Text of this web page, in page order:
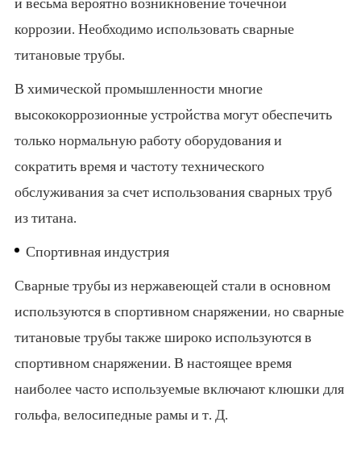
коррозии. Необходимо использовать сварные
титановые трубы.
В химической промышленности многие
высококоррозионные устройства могут обеспечить
только нормальную работу оборудования и
сократить время и частоту технического
обслуживания за счет использования сварных труб
из титана.
Спортивная индустрия
Сварные трубы из нержавеющей стали в основном
используются в спортивном снаряжении, но сварные
титановые трубы также широко используются в
спортивном снаряжении. В настоящее время
наиболее часто используемые включают клюшки для
гольфа, велосипедные рамы и т. Д.